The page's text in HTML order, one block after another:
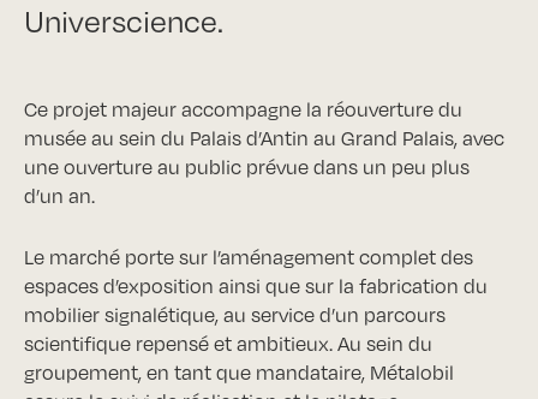
Universcience.
Ce projet majeur accompagne la réouverture du
musée au sein du Palais d’Antin au Grand Palais, avec
une ouverture au public prévue dans un peu plus
d’un an.
Le marché porte sur l’aménagement complet des
espaces d’exposition ainsi que sur la fabrication du
mobilier signalétique, au service d’un parcours
scientifique repensé et ambitieux. Au sein du
groupement, en tant que mandataire, Métalobil